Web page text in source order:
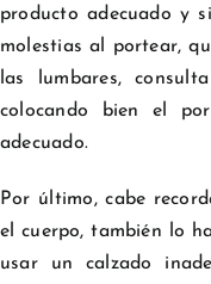
producto adecuado y
molestias al portear,
las lumbares,
colocando bien el
adecuado.
Por último, cabe
el cuerpo, también lo
usar un calzado